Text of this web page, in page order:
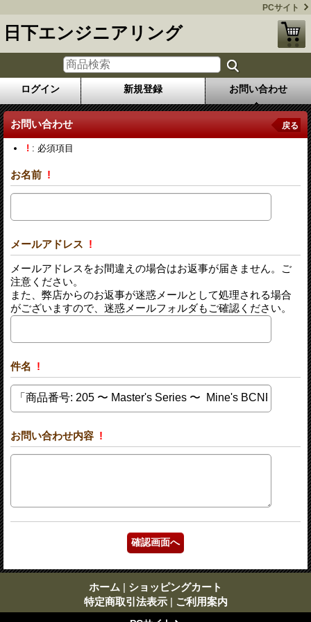
PCサイト
日下エンジニアリング
ログイン 新規登録 お問い合わせ
お問い合わせ 戻る
! : 必須項目
お名前 !
メールアドレス !
メールアドレスをお間違えの場合はお返事が届きません。ご
注意ください。
また、弊店からのお返事が迷惑メールとして処理される場合
がございますので、迷惑メールフォルダもご確認ください。
件名 !
お問い合わせ内容 !
ホーム | ショッピングカート
特定商取引法表示 | ご利用案内